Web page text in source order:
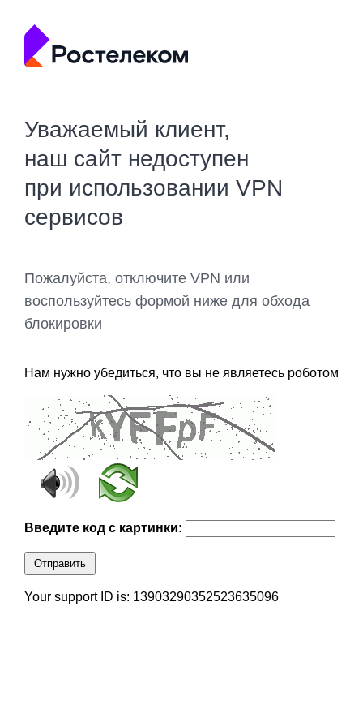
Уважаемый клиент,
наш сайт недоступен
при использовании VPN
сервисов
Пожалуйста, отключите VPN или
воспользуйтесь формой ниже для обхода
блокировки
Нам нужно убедиться, что вы не являетесь роботом
Введите код с картинки:
Отправить
Your support ID is: 13903290352523635096